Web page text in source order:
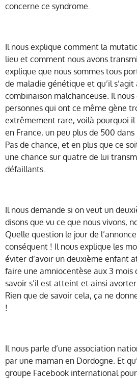
concerne ce syndrome.
Il nous explique comment la
lieu et comment nous avons
explique que nous sommes tous
de maladie génétique et qu’il s’agit
combinaison malchanceuse. Il
personnes qui ont ce même gène
extrêmement rare, voilà pourquoi il
en France, un peu plus de 500
Pas de chance, et en plus que ce
une chance sur quatre de lui
défaillants.
Il nous demande si on veut un
disons que vu ce que nous vivons,
Quelle question le jour de
conséquent ! Il nous explique les
éviter d’avoir un deuxième enfant
faire une amniocentèse aux 3 mois
savoir s’il est atteint et ainsi
Rien que de savoir cela, ça ne
!
Il nous parle d’une association
par une maman en Dordogne. Et
groupe Facebook international